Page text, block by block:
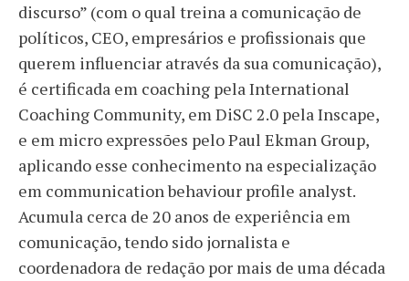
discurso” (com o qual treina a comunicação de
políticos, CEO, empresários e profissionais que
querem influenciar através da sua comunicação),
é certificada em coaching pela International
Coaching Community, em DiSC 2.0 pela Inscape,
e em micro expressões pelo Paul Ekman Group,
aplicando esse conhecimento na especialização
em communication behaviour profile analyst.
Acumula cerca de 20 anos de experiência em
comunicação, tendo sido jornalista e
coordenadora de redação por mais de uma década